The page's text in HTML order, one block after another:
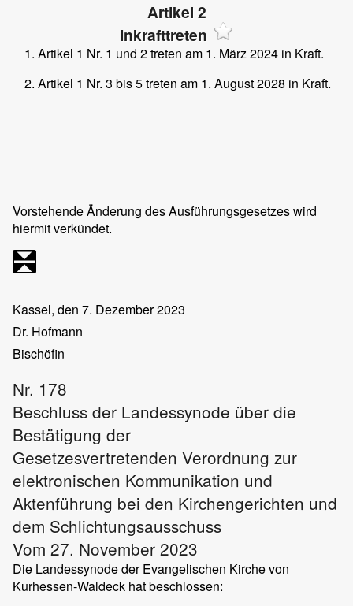
Artikel 2
Inkrafttreten
Artikel 1 Nr. 1 und 2 treten am 1. März 2024 in Kraft.
Artikel 1 Nr. 3 bis 5 treten am 1. August 2028 in Kraft.
Vorstehende Änderung des Ausführungsgesetzes wird
hiermit verkündet.
Kassel, den 7. Dezember 2023
Dr. Hofmann
Bischöfin
Nr. 178
Beschluss der Landessynode über die
Bestätigung der
Gesetzesvertretenden Verordnung zur
elektronischen Kommunikation und
Aktenführung bei den Kirchengerichten und
dem Schlichtungsausschuss
Vom 27. November 2023
Die Landessynode der Evangelischen Kirche von
Kurhessen-Waldeck hat beschlossen: